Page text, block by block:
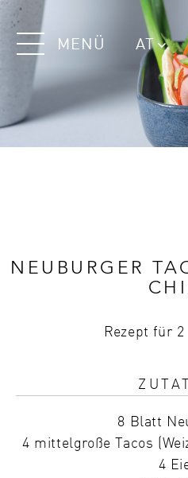
MENÜ AT
NEUBURGER
Rezept für
8 Blatt
4 mittelgroße Tacos
4